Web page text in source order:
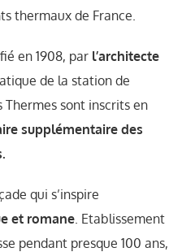
thermaux de France.
en 1908, par l’architecte
de la station de
Thermes sont inscrits en
supplémentaire des
qui s’inspire
et romane . Etablissement
pendant presque 100 ans,